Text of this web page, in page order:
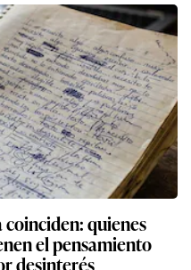
quienes
el pensamiento
desinterés